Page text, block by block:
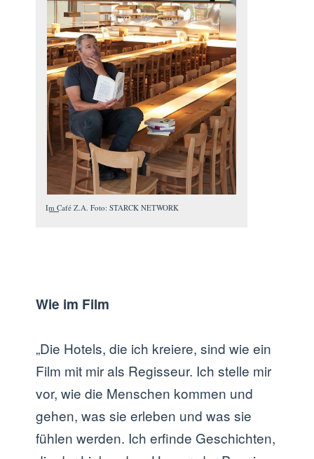
Im Café Z.A. Foto: STARCK NETWORK
Wie im Film
„Die Hotels, die ich kreiere, sind wie ein
Film mit mir als Regisseur. Ich stelle mir
vor, wie die Menschen kommen und
gehen, was sie erleben und was sie
fühlen werden. Ich erfinde Geschichten,